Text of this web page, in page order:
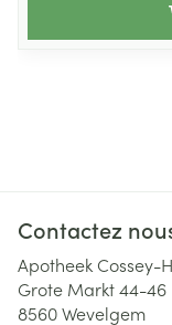
Contactez
Apotheek Cossey-
Grote Markt 44-46
8560Wevelgem